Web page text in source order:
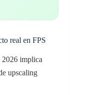
real en FPS
2026 implica
upscaling